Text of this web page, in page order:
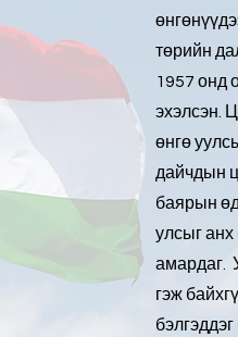
төрийн
1957 онд
эхэлсэн.
өнгө
дайчдын
баярын
улсыг анх
амардаг.
гэж